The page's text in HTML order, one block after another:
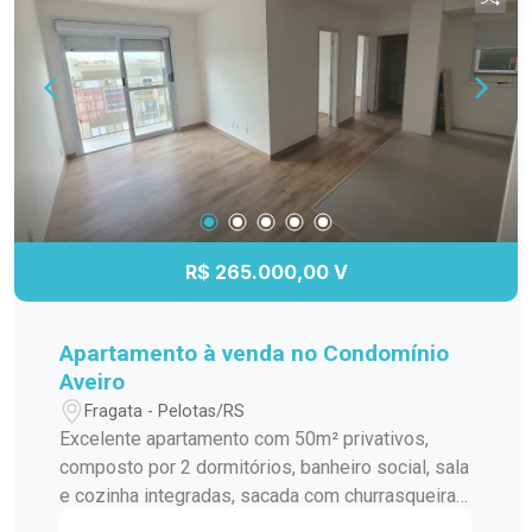
com maior crescimento da cidade. Entre em
contato para mais informações ou para agendar
uma visita.
R$ 265.000,00 V
Apartamento à venda no Condomínio
Aveiro
Fragata - Pelotas/RS
Excelente apartamento com 50m² privativos,
composto por 2 dormitórios, banheiro social, sala
e cozinha integradas, sacada com churrasqueira e